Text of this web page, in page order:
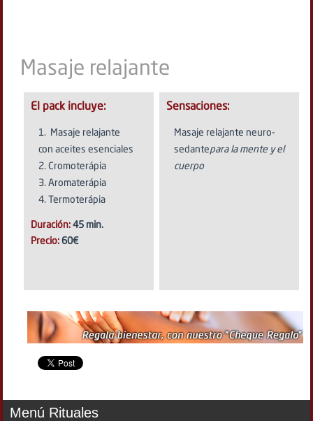
Masaje relajante
El pack incluye:
Masaje relajante
con aceites esenciales
2. Cromoterápia
3. Aromaterápia
4. Termoterápia
Duración:45 min.
Precio:60€
Sensaciones:
Masaje relajante neuro-
sedantepara la mente y el
cuerpo
Menú Rituales